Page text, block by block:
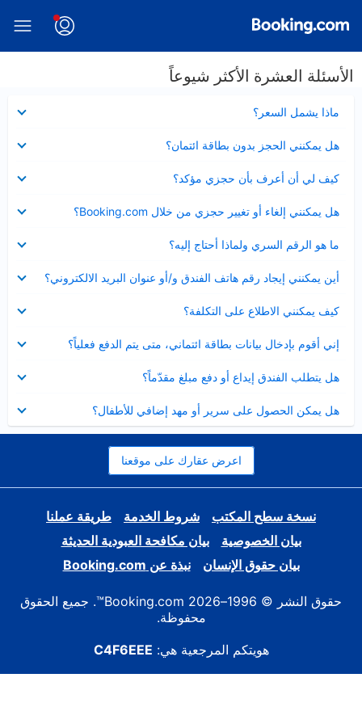
الأسئلة العشرة الأكثر شيوعاً
ماذا يشمل السعر؟
مصغر
هل يمكنني الحجز بدون بطاقة ائتمان؟
مصغر
كيف لي أن أعرف بأن حجزي مؤكد؟
مصغر
هل يمكنني إلغاء أو تغيير حجزي من خلال Booking.com؟
مصغر
ما هو الرقم السري ولماذا أحتاج إليه؟
مصغر
أين يمكنني إيجاد رقم هاتف الفندق و/أو عنوان البريد الالكتروني؟
عرض
مصغر
كيف يمكنني الاطلاع على التكلفة؟
مصغر
إني أقوم بإدخال بيانات بطاقة ائتماني، متى يتم الدفع فعلياً؟
مصغر
هل يتطلب الفندق إيداع أو دفع مبلغ مقدّماً؟
مصغر
هل يمكن الحصول على سرير أو مهد إضافي للأطفال؟
مصغر
اعرض عقارك على موقعنا
نسخة سطح المكتب شروط الخدمة
طريقة عملنا
بيان الخصوصية
بيان مكافحة العبودية الحديثة
بيان حقوق الإنسان
نبذة عن Booking.com
حقوق النشر © 1996–2026 Booking.com™. جميع الحقوق
محفوظة.
هويتكم المرجعية هي: C4F6EEE